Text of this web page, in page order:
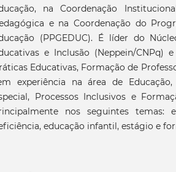
na Coordenação
e na Coordenação do
(PPGEDUC). É líder do
e Inclusão (Neppein/CNPq)
Educativas, Formação de
experiência na área de
Processos Inclusivos e
nos seguintes temas:
educação infantil, estágio e